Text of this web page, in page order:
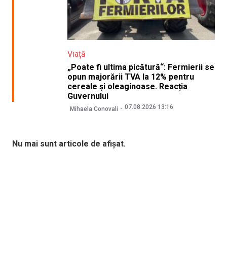
Viață
„Poate fi ultima picătură“: Fermierii se
opun majorării TVA la 12% pentru
cereale și oleaginoase. Reacția
Guvernului
Mihaela Conovali 07.08.2026 13:16
Nu mai sunt articole de afișat.